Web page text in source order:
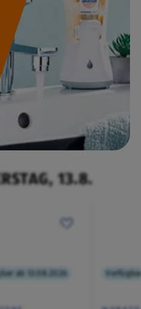
13.8.
ab 13.08.2026